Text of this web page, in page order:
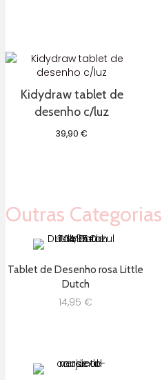
Kidydraw tablet de
desenho c/luz
39,90€
Outras Categorias
Tablet de Desenho rosa Little
Dutch
14,95 €